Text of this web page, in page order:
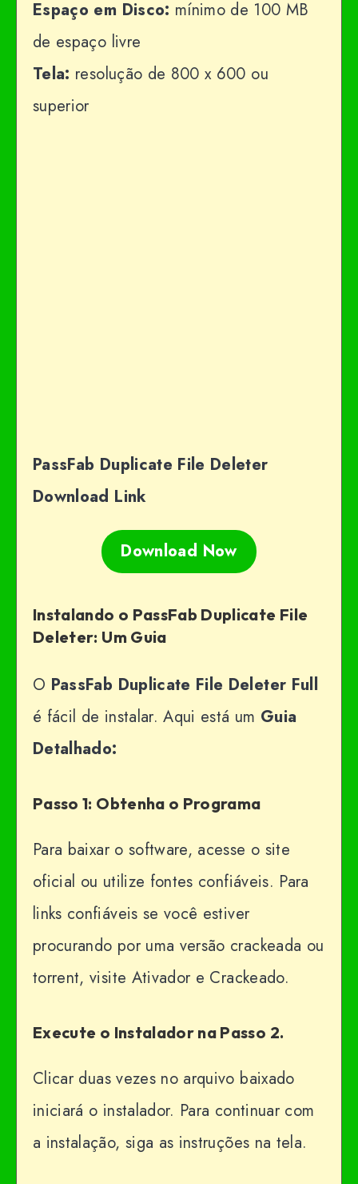
Espaço em Disco: mínimo de 100 MB
de espaço livre
Tela: resolução de 800 x 600 ou
superior
PassFab Duplicate File Deleter
Download Link
Download Now
Instalando o PassFab Duplicate File
Deleter: Um Guia
O PassFab Duplicate File Deleter Full
é fácil de instalar. Aqui está um Guia
Detalhado:
Passo 1: Obtenha o Programa
Para baixar o software, acesse o site
oficial ou utilize fontes confiáveis. Para
links confiáveis ​​se você estiver
procurando por uma versão crackeada ou
torrent, visite Ativador e Crackeado.
Execute o Instalador na Passo 2.
Clicar duas vezes no arquivo baixado
iniciará o instalador. Para continuar com
a instalação, siga as instruções na tela.